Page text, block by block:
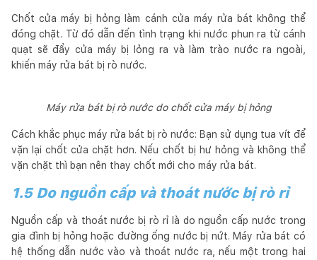
Chốt cửa máy bị hỏng làm cánh cửa máy rửa bát không thể
đóng chặt. Từ đó dẫn đến tình trạng khi nước phun ra từ cánh
quạt sẽ đẩy cửa máy bị lỏng ra và làm trào nước ra ngoài,
khiến máy rửa bát bị rò nước.
Máy rửa bát bị rò nước do chốt cửa máy bị hỏng
Cách khắc phục máy rửa bát bị rò nước: Bạn sử dụng tua vít để
vặn lại chốt cửa chặt hơn. Nếu chốt bị hư hỏng và không thể
vặn chặt thì bạn nên thay chốt mới cho máy rửa bát.
1.5 Do nguồn cấp và thoát nước bị rò rỉ
Nguồn cấp và thoát nước bị rò rỉ là do nguồn cấp nước trong
gia đình bị hỏng hoặc đường ống nước bị nứt. Máy rửa bát có
hệ thống dẫn nước vào và thoát nước ra, nếu một trong hai